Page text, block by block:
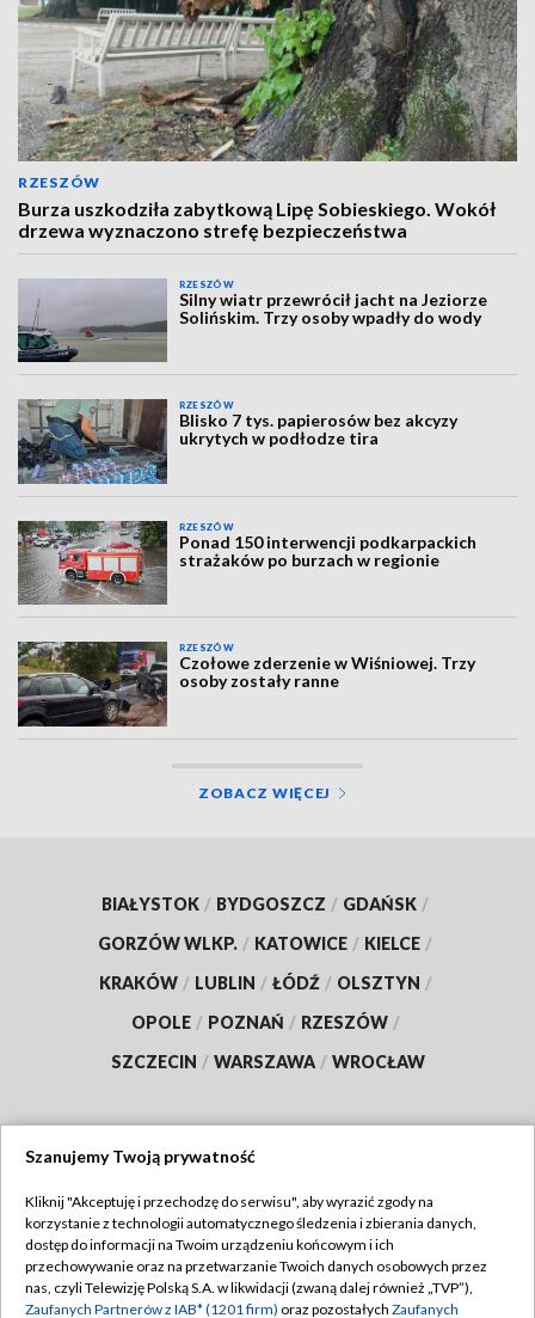
RZESZÓW
Burza uszkodziła zabytkową Lipę Sobieskiego. Wokół
drzewa wyznaczono strefę bezpieczeństwa
RZESZÓW
Silny wiatr przewrócił jacht na Jeziorze
Solińskim. Trzy osoby wpadły do wody
RZESZÓW
Blisko 7 tys. papierosów bez akcyzy
ukrytych w podłodze tira
RZESZÓW
Ponad 150 interwencji podkarpackich
strażaków po burzach w regionie
RZESZÓW
Czołowe zderzenie w Wiśniowej. Trzy
osoby zostały ranne
ZOBACZ WIĘCEJ
BIAŁYSTOK / BYDGOSZCZ / GDAŃSK /
GORZÓW WLKP. / KATOWICE / KIELCE /
KRAKÓW / LUBLIN / ŁÓDŹ / OLSZTYN /
OPOLE / POZNAŃ / RZESZÓW /
SZCZECIN / WARSZAWA / WROCŁAW
TVP
Abonament TVP
Emisja w TVP
Regulamin TVP
Polityka prywatności
Szanujemy Twoją prywatność
Kliknij "Akceptuję i przechodzę do serwisu", aby wyrazić zgody na
korzystanie z technologii automatycznego śledzenia i zbierania danych,
dostęp do informacji na Twoim urządzeniu końcowym i ich
przechowywanie oraz na przetwarzanie Twoich danych osobowych przez
nas, czyli Telewizję Polską S.A. w likwidacji (zwaną dalej również „TVP”),
Zaufanych Partnerów z IAB* (1201 firm) oraz pozostałych Zaufanych